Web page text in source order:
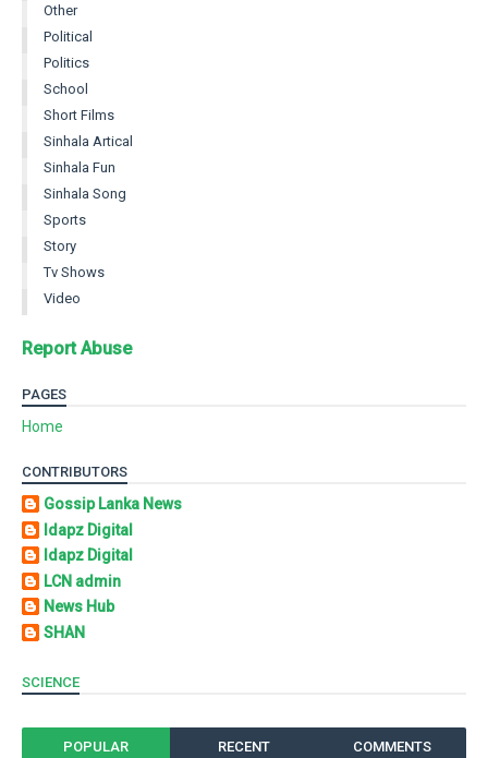
Other
Political
Politics
School
Short Films
Sinhala Artical
Sinhala Fun
Sinhala Song
Sports
Story
Tv Shows
Video
Report Abuse
PAGES
Home
CONTRIBUTORS
Gossip Lanka News
Idapz Digital
Idapz Digital
LCN admin
News Hub
SHAN
SCIENCE
POPULAR RECENT COMMENTS